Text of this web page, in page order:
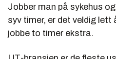
Jobber man på sykehus
syv timer, er det veldig lett
jobbe to timer ekstra.